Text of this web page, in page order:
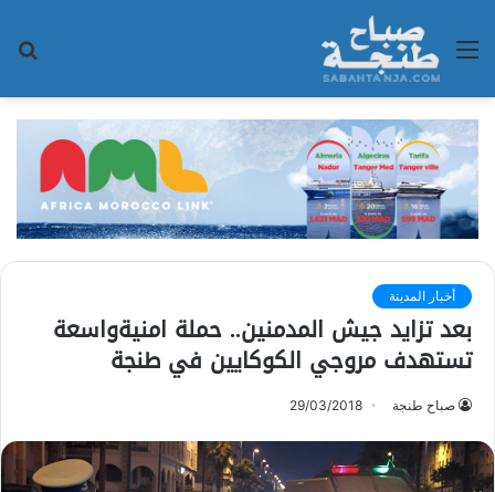
القائمة
أخبار المدينة
بعد تزايد جيش المدمنين.. حملة امنيةواسعة
تستهدف مروجي الكوكايين في طنجة
صباح طنجة 29/03/2018